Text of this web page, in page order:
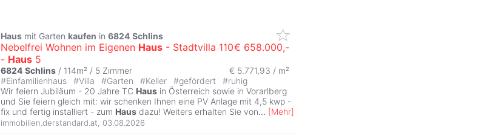
Haus mit Garten kaufen in 6824 Schlins
Nebelfrei Wohnen im Eigenen Haus - Stadtvilla 110
- Haus 5
€ 658.000,-
6824 Schlins / 114m² / 5 Zimmer € 5.771,93 / m²
#Einfamilienhaus #Villa #Garten #Keller #gefördert #ruhig
Wir feiern Jubiläum - 20 Jahre TC Haus in Österreich sowie in Vorarlberg
und Sie feiern gleich mit: wir schenken Ihnen eine PV Anlage mit 4,5 kwp -
fix und fertig installiert - zum Haus dazu! Weiters erhalten Sie von... [Mehr]
immobilien.derstandard.at, 03.08.2026